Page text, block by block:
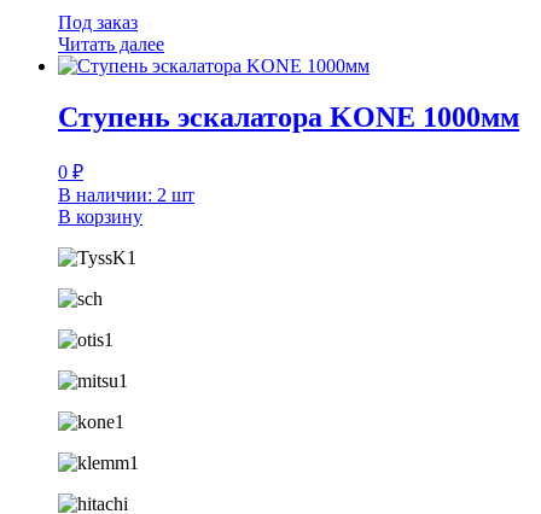
Под заказ
Читать далее
Ступень эскалатора KONE 1000мм
0 ₽
В наличии: 2 шт
В корзину